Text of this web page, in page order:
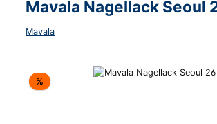
Mavala Nagellack Seoul
Mavala
Bildergalerie überspringen
% Rabatt